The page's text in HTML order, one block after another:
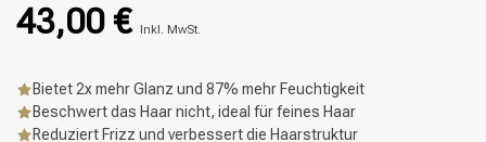
43,00 € Inkl. MwSt.
Bietet 2x mehr Glanz und 87% mehr Feuchtigkeit
Beschwert das Haar nicht, ideal für feines Haar
Reduziert Frizz und verbessert die Haarstruktur